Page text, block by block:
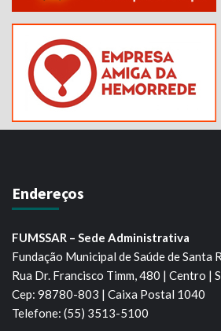
Endereços
FUMSSAR – Sede Administrativa
Fundação Municipal de Saúde de Santa
Rua Dr. Francisco Timm, 480 | Centro |
Cep: 98780-803 | Caixa Postal 1040
Telefone: (55) 3513-5100